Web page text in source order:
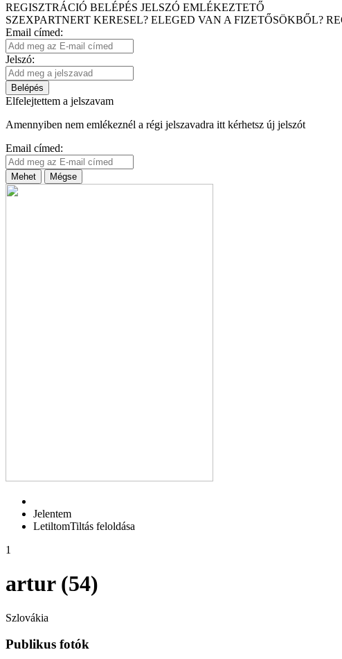
REGISZTRÁCIÓ BELÉPÉS JELSZÓ EMLÉKEZTETŐ
SZEXPARTNERT KERESEL? ELEGED VAN A FIZETŐSÖKBŐL?
Email címed:
Jelszó:
Belépés
Elfelejtettem a jelszavam
Amennyiben nem emlékeznél a régi jelszavadra itt kérhetsz új jelszót
Email címed:
Mehet Mégse
Jelentem
LetiltomTiltás feloldása
1
artur (54)
Szlovákia
Publikus fotók